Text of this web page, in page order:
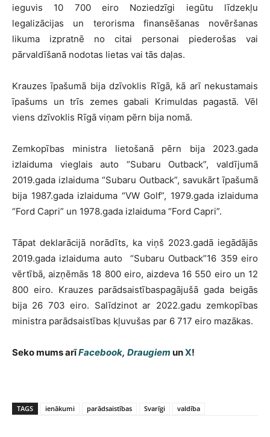
ieguvis 10 700 eiro Noziedzīgi iegūtu līdzekļu
legalizācijas un terorisma finansēšanas novēršanas
likuma izpratnē no citai personai piederošas vai
pārvaldīšanā nodotas lietas vai tās daļas.
Krauzes īpašumā bija dzīvoklis Rīgā, kā arī nekustamais
īpašums un trīs zemes gabali Krimuldas pagastā. Vēl
viens dzīvoklis Rīgā viņam pērn bija nomā.
Zemkopības ministra lietošanā pērn bija 2023.gada
izlaiduma vieglais auto “Subaru Outback”, valdījumā
2019.gada izlaiduma “Subaru Outback”, savukārt īpašumā
bija 1987.gada izlaiduma “VW Golf”, 1979.gada izlaiduma
“Ford Capri” un 1978.gada izlaiduma “Ford Capri”.
Tāpat deklarācijā norādīts, ka viņš 2023.gadā iegādājās
2019.gada izlaiduma auto “Subaru Outback”16 359 eiro
vērtībā, aizņēmās 18 800 eiro, aizdeva 16 550 eiro un 12
800 eiro. Krauzes parādsaistībaspagājušā gada beigās
bija 26 703 eiro. Salīdzinot ar 2022.gadu zemkopības
ministra parādsaistības kļuvušas par 6 717 eiro mazākas.
Seko mums arīFacebook, Draugiem unX!
TAGS ienākumi parādsaistības Svarīgi valdība